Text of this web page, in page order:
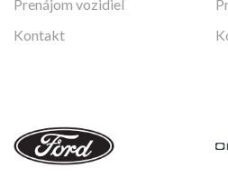
Prenájom vozidiel
Kontakt